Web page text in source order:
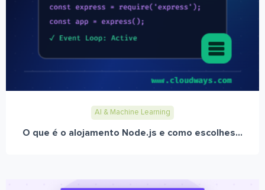
AI & Machine Learning
O que é o alojamento Node.js e como escolhes...